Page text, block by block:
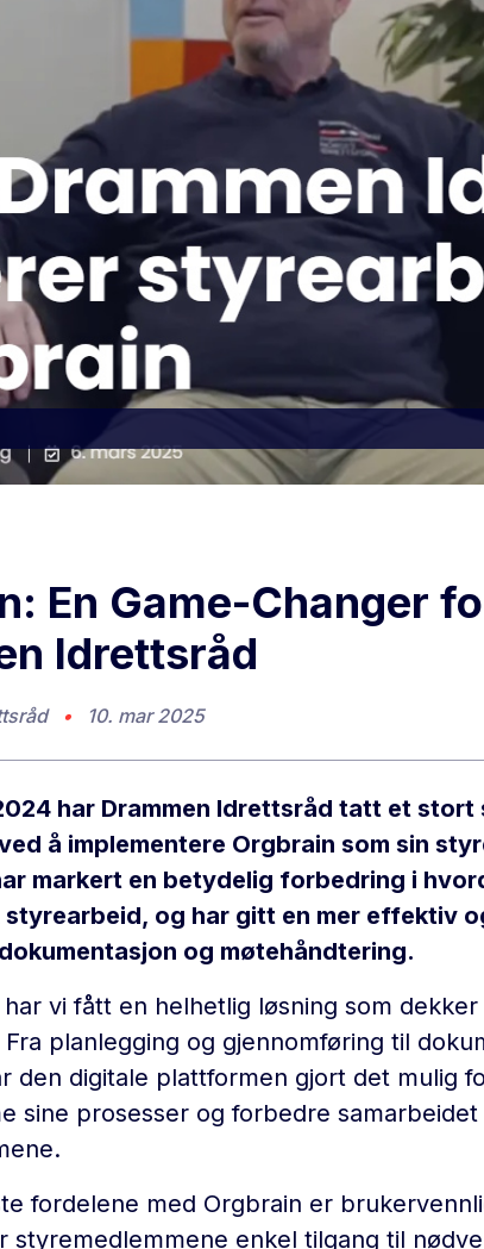
En Game-Changer
Idrettsråd
• 10. mar 2025
har Drammen Idrettsråd tatt et
å implementere Orgbrain som sin
markert en betydelig forbedring i
og har gitt en mer effektiv
og møtehåndtering.
vi fått en helhetlig løsning som
planlegging og gjennomføring til
den digitale plattformen gjort det mulig
sine prosesser og forbedre
fordelene med Orgbrain er
styremedlemmene enkel tilgang til